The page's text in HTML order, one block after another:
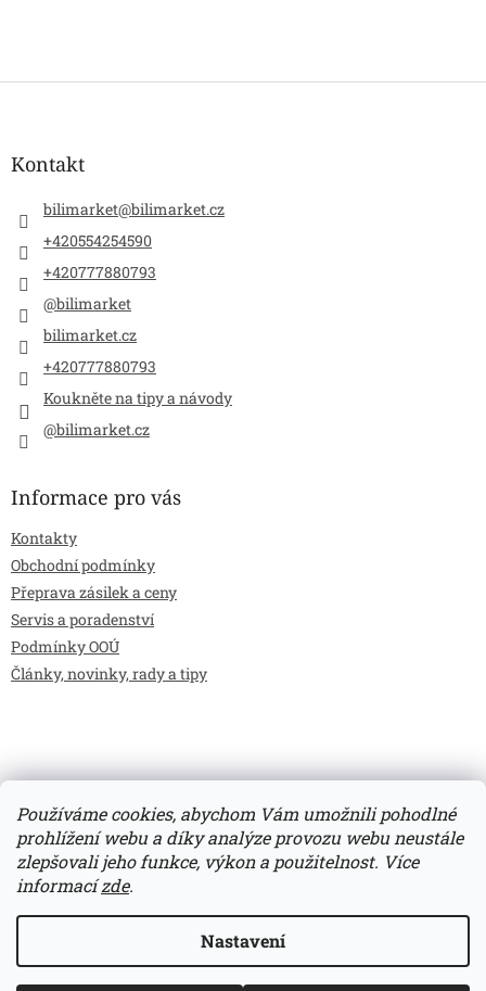
Používáme cookies, abychom Vám umožnili pohodlné
prohlížení webu a díky analýze provozu webu neustále
zlepšovali jeho funkce, výkon a použitelnost. Více
informacízde.
Nastavení
Z
Kontakt
bilimarket@bilimarket.cz
+420554254590
+420777880793
@bilimarket
bilimarket.cz
+420777880793
Koukněte na tipy a návody
@bilimarket.cz
Informace pro vás
Kontakty
Obchodní podmínky
Přeprava zásilek a ceny
Servis a poradenství
Podmínky OOÚ
Články, novinky, rady a tipy
Vytvořil Shoptet
Bilimarket.cz
. Všechna práva vyhrazena.
Upravit nastavení cookies